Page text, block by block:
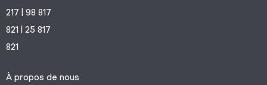
217 | 98 817
821 | 25 817
821
À propos de nous